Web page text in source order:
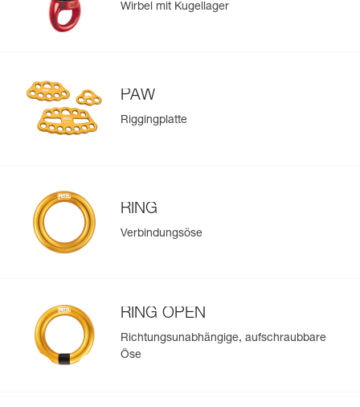
Wirbel mit Kugellager
PAW
Riggingplatte
RING
Verbindungsöse
RING OPEN
Richtungsunabhängige, aufschraubbare
Öse